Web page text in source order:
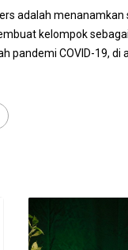
adalah
kelompok sebagai
pandemi COVID-19, di